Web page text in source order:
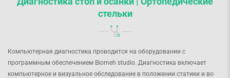
стельки
Компьютерная диагностика проводится на оборудовании с
программным обеспечением Biomeh studio. Диагностика включает
компьютерное и визуальное обследование в положении статики и во